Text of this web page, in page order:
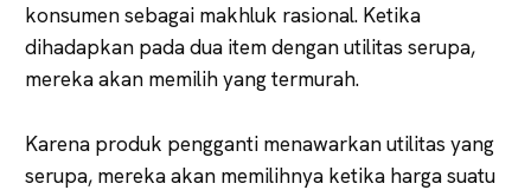
konsumen sebagai makhluk rasional. Ketika
dihadapkan pada dua item dengan utilitas serupa,
mereka akan memilih yang termurah.
Karena produk pengganti menawarkan utilitas yang
serupa, mereka akan memilihnya ketika harga suatu